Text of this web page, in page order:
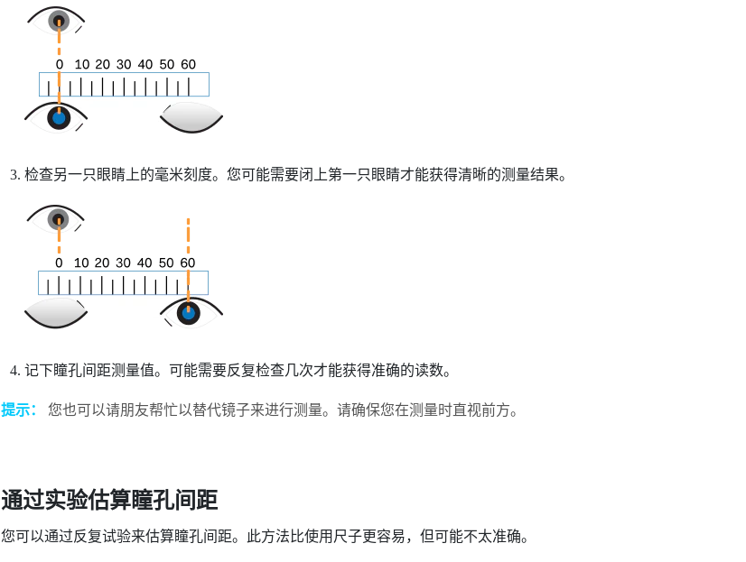
检查另一只眼睛上的毫米刻度。您可能需要闭上第一只眼睛才能获得清晰的测量结果。
记下瞳孔间距测量值。可能需要反复检查几次才能获得准确的读数。
提示： 您也可以请朋友帮忙以替代镜子来进行测量。请确保您在测量时直视前方。
通过实验估算瞳孔间距
您可以通过反复试验来估算瞳孔间距。此方法比使用尺子更容易，但可能不太准确。